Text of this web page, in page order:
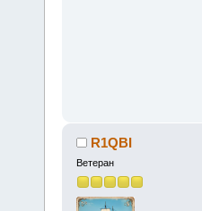
R1QBI
Ветеран